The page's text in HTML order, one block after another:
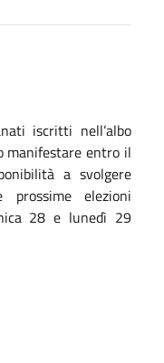
iscritti nell’albo
manifestare entro il
a svolgere
elezioni
28 e lunedì 29